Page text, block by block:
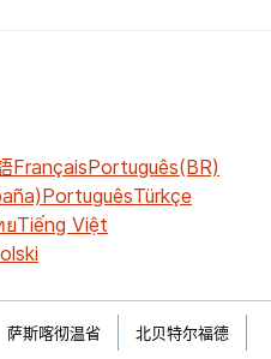
FrançaisPortuguês(BR)
PortuguêsTürkçe
ยTiếng Việt
萨斯喀彻温省
北贝特尔福德